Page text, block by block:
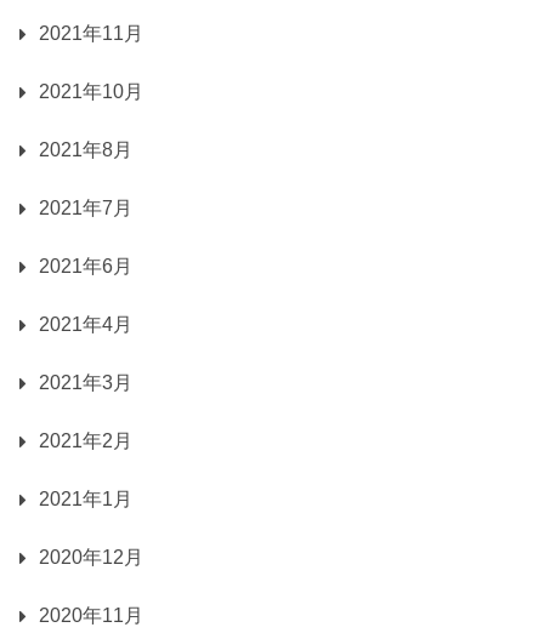
2021年11月
2021年10月
2021年8月
2021年7月
2021年6月
2021年4月
2021年3月
2021年2月
2021年1月
2020年12月
2020年11月